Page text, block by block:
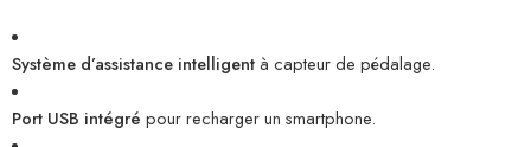
Système d’assistance intelligentà capteur de pédalage.
Port USB intégré pour recharger un smartphone.